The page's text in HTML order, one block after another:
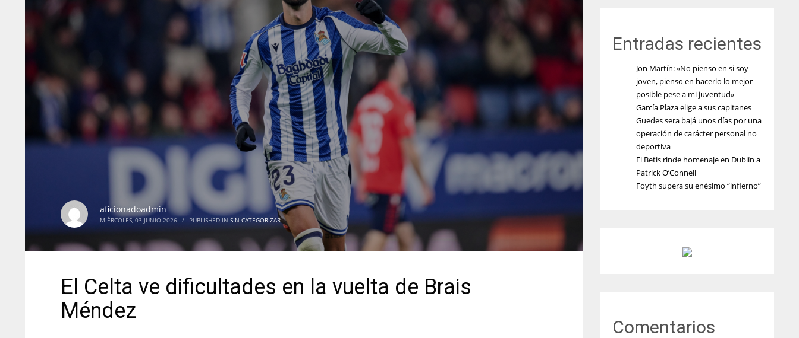
aficionadoadmin
MIÉRCOLES, 03 JUNIO 2026 / PUBLISHED IN SIN CATEGORIZAR
El Celta ve dificultades en la vuelta de Brais
Méndez
Entradas recientes
Jon Martín: «No pienso en si soy
joven, pienso en hacerlo lo mejor
posible pese a mi juventud»
García Plaza elige a sus capitanes
Guedes sera bajá unos días por una
operación de carácter personal no
deportiva
El Betis rinde homenaje en Dublín a
Patrick O’Connell
Foyth supera su enésimo “infierno”
Comentarios